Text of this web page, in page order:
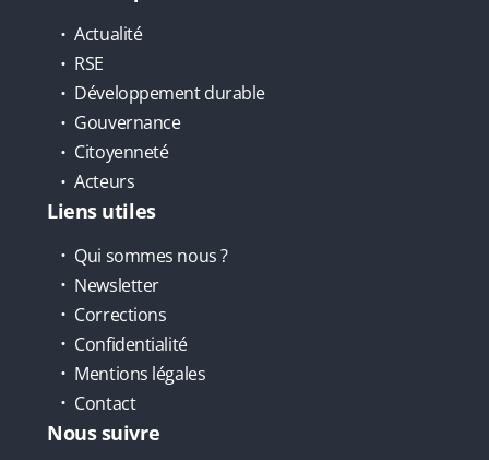
Actualité
RSE
Développement durable
Gouvernance
Citoyenneté
Acteurs
Liens utiles
Qui sommes nous ?
Newsletter
Corrections
Confidentialité
Mentions légales
Contact
Nous suivre